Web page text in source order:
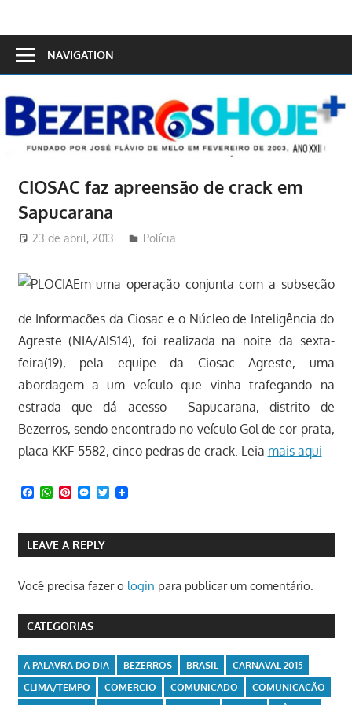
content
Bezerros
Hoje
NAVIGATION
CIOSAC faz apreensão de crack em
Sapucarana
23 de abril, 2013 Redator
Polícia
Em uma operação conjunta com a subseção
de Informações da Ciosac e o Núcleo de Inteligência do
Agreste (NIA/AIS14), foi realizada na noite da sexta-
feira(19), pela equipe da Ciosac Agreste, uma
abordagem a um veículo que vinha trafegando na
estrada que dá acesso Sapucarana, distrito de
Bezerros, sendo encontrado no veículo Gol de cor prata,
placa KKF-5582, cinco pedras de crack. Leia mais aqui
Facebook
WhatsApp
Pinterest
Messenger
Twitter
LEAVE A REPLY
Você precisa fazer o login para publicar um comentário.
CATEGORIAS
A PALAVRA DO DIA BEZERROS BRASIL
CARNAVAL 2015
CLIMA/TEMPO
COMERCIO COMUNICADO
COMUNICAÇÃO